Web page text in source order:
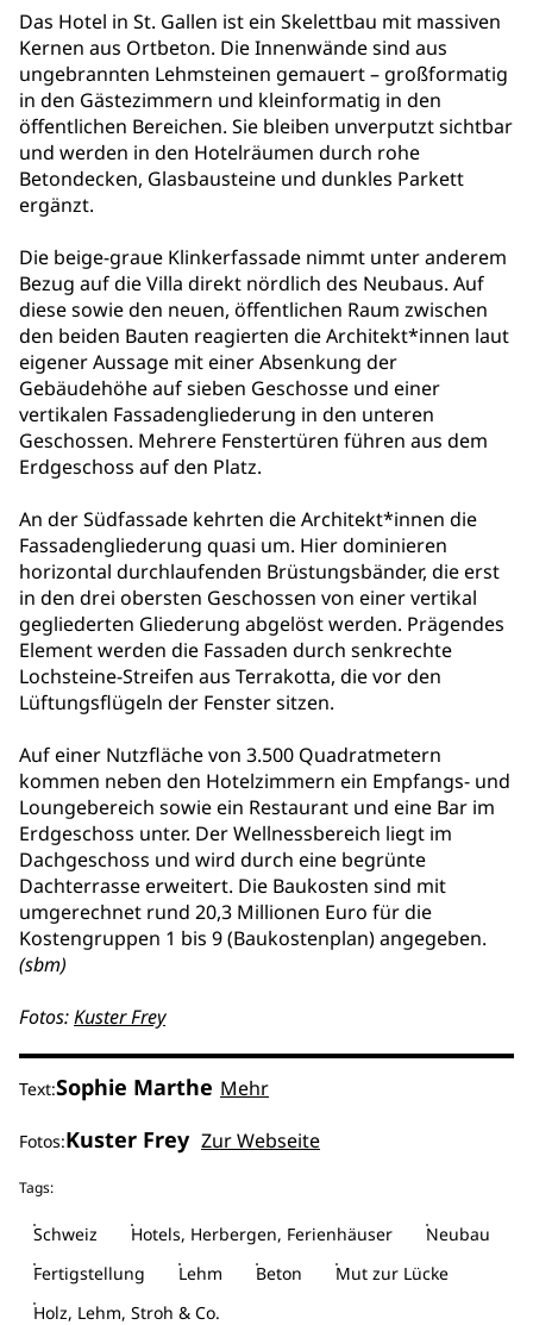
Das Hotel in St. Gallen ist ein Skelettbau mit massiven
Kernen aus Ortbeton. Die Innenwände sind aus
ungebrannten Lehmsteinen gemauert – großformatig
in den Gästezimmern und kleinformatig in den
öffentlichen Bereichen. Sie bleiben unverputzt sichtbar
und werden in den Hotelräumen durch rohe
Betondecken, Glasbausteine und dunkles Parkett
ergänzt.
Die beige-graue Klinkerfassade nimmt unter anderem
Bezug auf die Villa direkt nördlich des Neubaus. Auf
diese sowie den neuen, öffentlichen Raum zwischen
den beiden Bauten reagierten die Architekt*innen laut
eigener Aussage mit einer Absenkung der
Gebäudehöhe auf sieben Geschosse und einer
vertikalen Fassadengliederung in den unteren
Geschossen. Mehrere Fenstertüren führen aus dem
Erdgeschoss auf den Platz.
An der Südfassade kehrten die Architekt*innen die
Fassadengliederung quasi um. Hier dominieren
horizontal durchlaufenden Brüstungsbänder, die erst
in den drei obersten Geschossen von einer vertikal
gegliederten Gliederung abgelöst werden. Prägendes
Element werden die Fassaden durch senkrechte
Lochsteine-Streifen aus Terrakotta, die vor den
Lüftungsflügeln der Fenster sitzen.
Auf einer Nutzfläche von 3.500 Quadratmetern
kommen neben den Hotelzimmern ein Empfangs- und
Loungebereich sowie ein Restaurant und eine Bar im
Erdgeschoss unter. Der Wellnessbereich liegt im
Dachgeschoss und wird durch eine begrünte
Dachterrasse erweitert. Die Baukosten sind mit
umgerechnet rund 20,3 Millionen Euro für die
Kostengruppen 1 bis 9 (Baukostenplan) angegeben.
(sbm)
Fotos:Kuster Frey
Text:Sophie Marthe Mehr
Fotos:Kuster Frey Zur Webseite
Tags:
Schweiz Hotels, Herbergen, Ferienhäuser
Neubau
Fertigstellung
Lehm Beton
Mut zur Lücke
Holz, Lehm, Stroh & Co.